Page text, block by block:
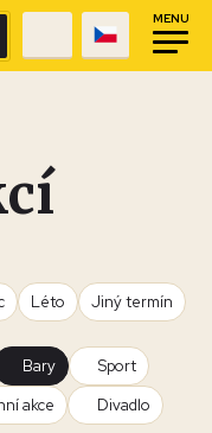
MENU
Léto Jiný termín
Bary
Sport
akce
Divadlo